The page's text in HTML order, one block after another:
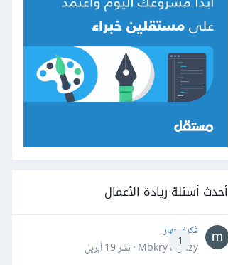
أحدث أسئلة ريادة الأعمال
1
فكرة جهاز
Mbkry Hgazy · نشر
19 أبريل